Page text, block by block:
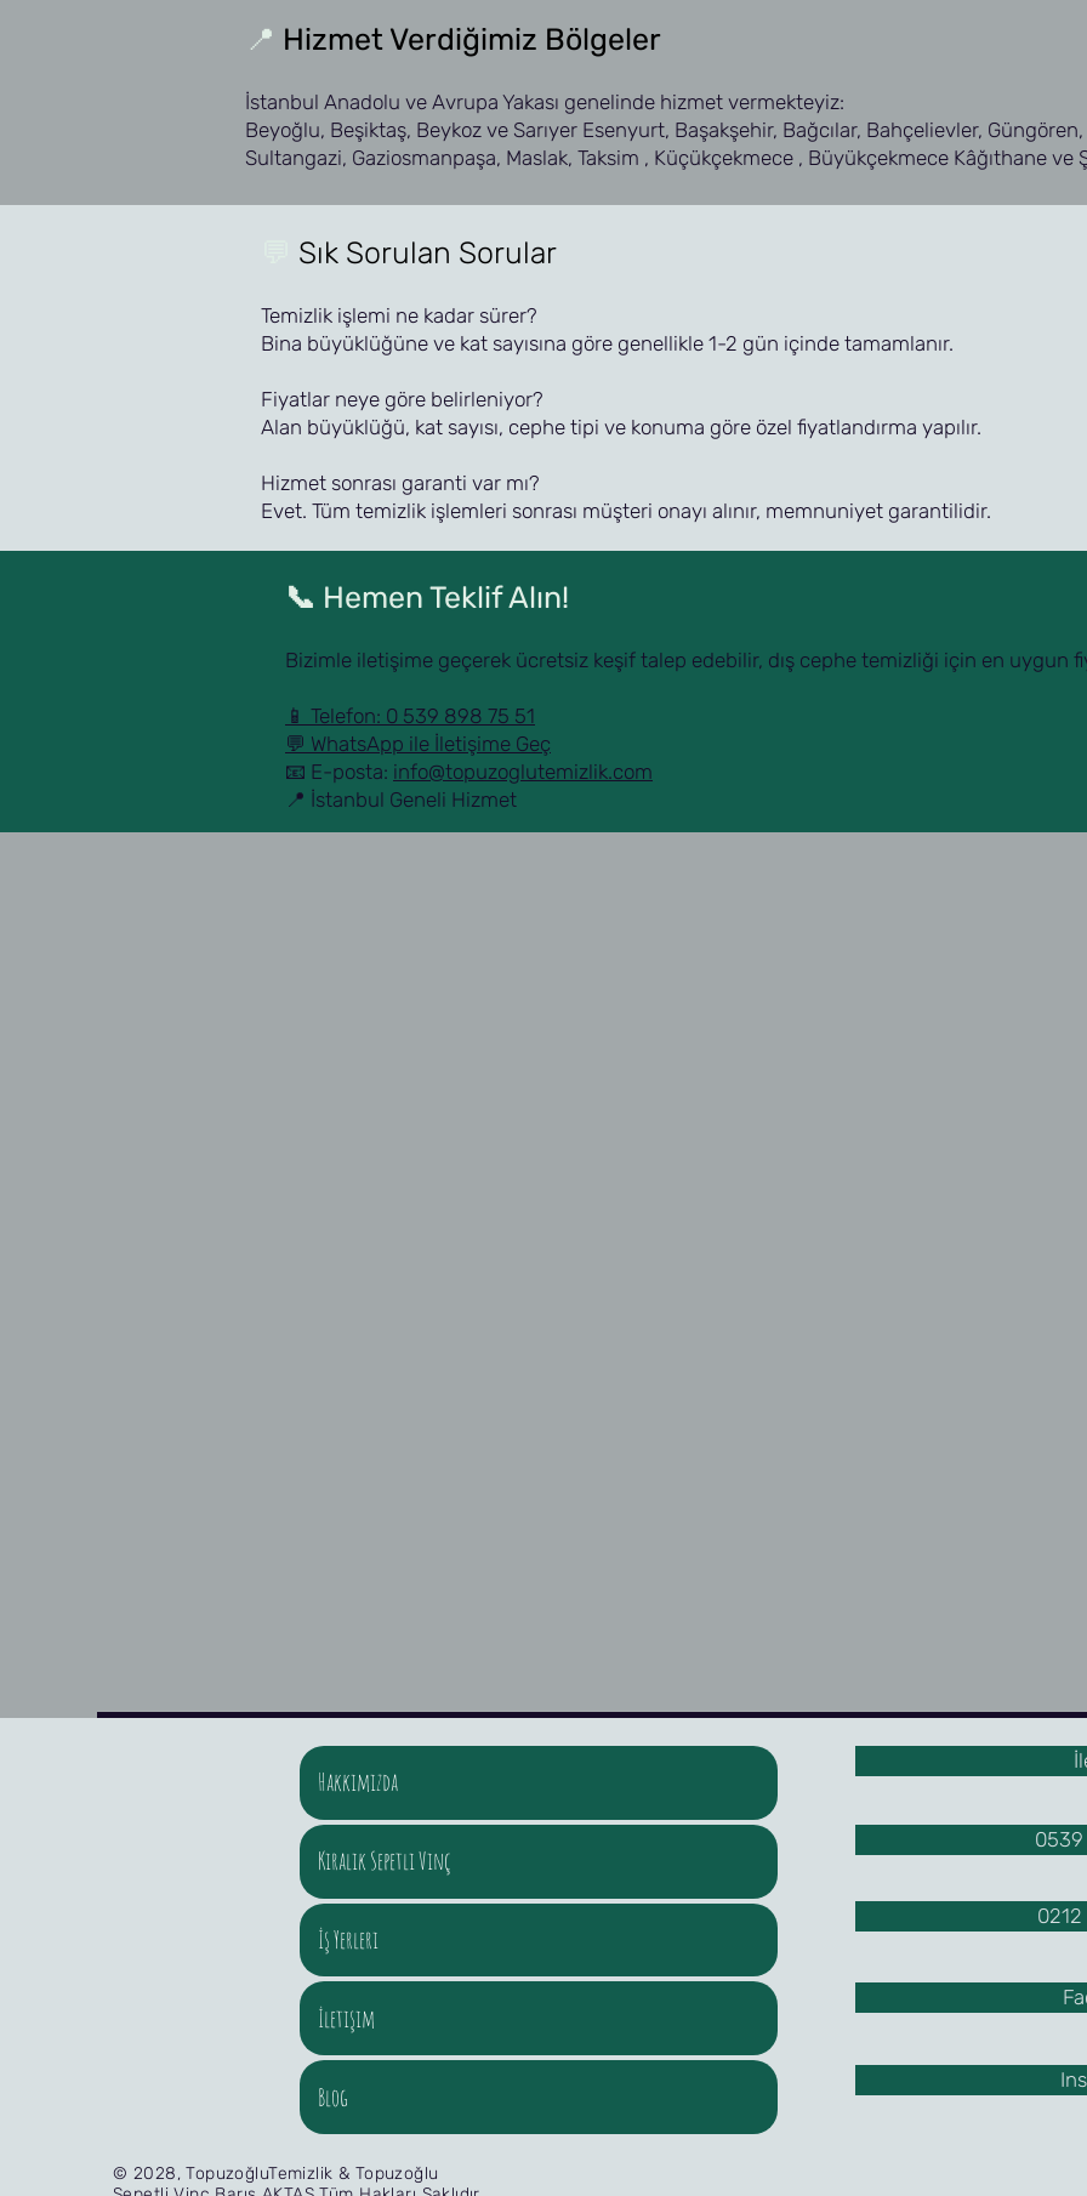
📍 Hizmet Verdiğimiz Bölgeler
İstanbul Anadolu ve Avrupa Yakası genelinde hizmet vermekteyiz:
Beyoğlu, Beşiktaş, Beykoz ve Sarıyer Esenyurt, Başakşehir, Bağcılar, Bahçelievler,
Sultangazi, Gaziosmanpaşa, Maslak, Taksim , Küçükçekmece , Büyükçekmece Kâğıthane ve
Sık Sorulan Sorular
Temizlik işlemi ne kadar sürer?
Bina büyüklüğüne ve kat sayısına göre genellikle 1-2 gün içinde tamamlanır.
Fiyatlar neye göre belirleniyor?
Alan büyüklüğü, kat sayısı, cephe tipi ve konuma göre özel fiyatlandırma yapılır.
Hizmet sonrası garanti var mı?
Evet. Tüm temizlik işlemleri sonrası müşteri onayı alınır, memnuniyet garantilidir.
📞 Hemen Teklif Alın!
Bizimle iletişime geçerek ücretsiz keşif talep edebilir, dış cephe temizliği için en uygun
📱 Telefon: 0 539 898 75 51
💬 WhatsApp ile İletişime Geç
📧 E-posta: info@topuzoglutemizlik.com
📍 İstanbul Geneli Hizmet
Hakkımızda
Kiralık Sepetli Vinç
İş Yerleri
İletişim
Blog
0539
0212
© 2028, TopuzoğluTemizlik & Topuzoğlu